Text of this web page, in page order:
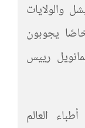
والولايات
يجوبون
رييس
العالم